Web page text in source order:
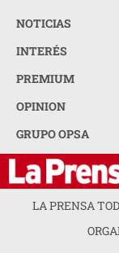
NOTICIAS
INTERÉS
PREMIUM
OPINION
GRUPO OPSA
LA PRENSA